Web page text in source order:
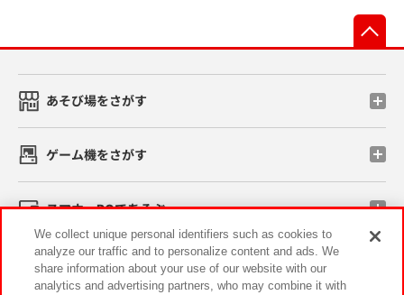
あそび場をさがす
ゲーム機をさがす
スマホ・PCであそぶ
イベント・キャンペーン
We collect unique personal identifiers such as cookies to
analyze our traffic and to personalize content and ads. We
share information about your use of our website with our
analytics and advertising partners, who may combine it with